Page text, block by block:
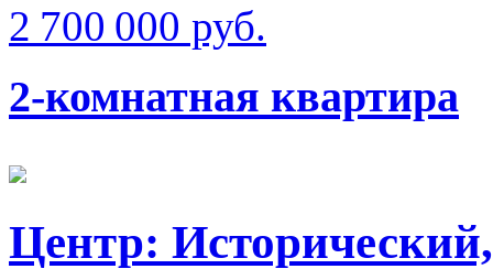
2 700 000 руб.
2-комнатная квартира
Центр: